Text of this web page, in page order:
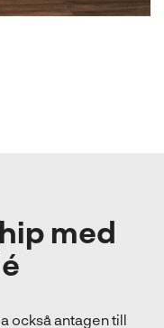
med
också antagen till